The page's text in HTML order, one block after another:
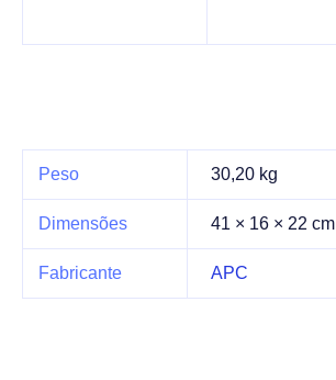
Peso 30,20 kg
Dimensões 41 × 16 × 22 cm
Fabricante APC